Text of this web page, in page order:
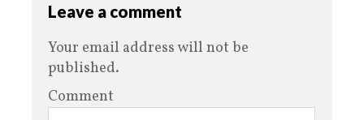
Leave a comment
Your email address will not be
published.
Comment